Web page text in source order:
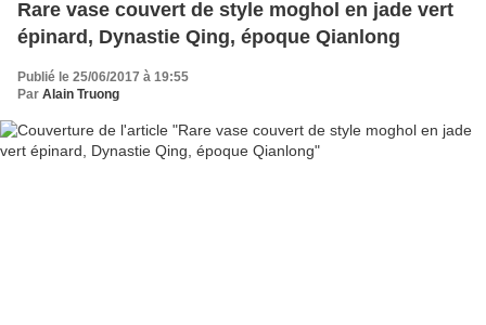
Rare vase couvert de style moghol en jade vert
épinard, Dynastie Qing, époque Qianlong
Publié le 25/06/2017 à 19:55
Par Alain Truong